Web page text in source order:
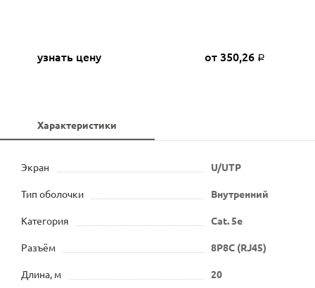
узнать цену от 350,26 Р
Характеристики
Экран U/UTP
Тип оболочки Внутренний
Категория Cat. 5e
Разъём 8P8C (RJ45)
Длина, м 20